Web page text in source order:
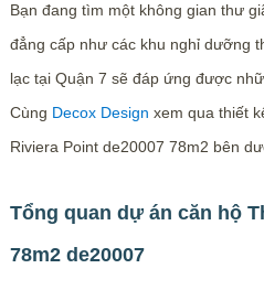
Bạn đang tìm một không gian thư
đẳng cấp như các khu nghỉ dưỡng
lạc tại Quận 7 sẽ đáp ứng được
Cùng Decox Design xem qua thiết
Riviera Point de20007 78m2 bên
Tổng quan dự án căn hộ
78m2 de20007